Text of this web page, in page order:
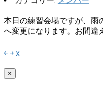
本日の練習会場ですが、雨
へ変更になります。お間違
￩ ￫ x
×